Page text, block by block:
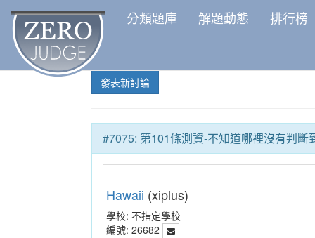
分類題庫 解題動態 排行榜
發表新討論
#7075: 第101條測資-不知道哪裡沒有判斷
Hawaii (xiplus)
學校: 不指定學校
編號: 26682